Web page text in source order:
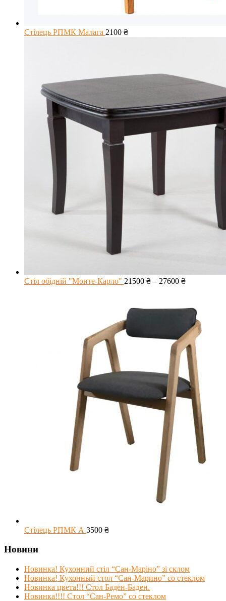
Стілець РПМК Малага 2100 ₴
Стіл обідній "Монте-Карло" 21500 ₴ – 27600 ₴
Стілець РПМК А 3500 ₴
Новини
Новинка! Кухонний стіл “Сан-Маріно” зі склом
Новинка! Кухонный стол “Сан-Марино” со стеклом
Новинка цвета!!! Стол Баден-Баден.
Новинка!!!! Стол “Сан-Ремо” со стеклом